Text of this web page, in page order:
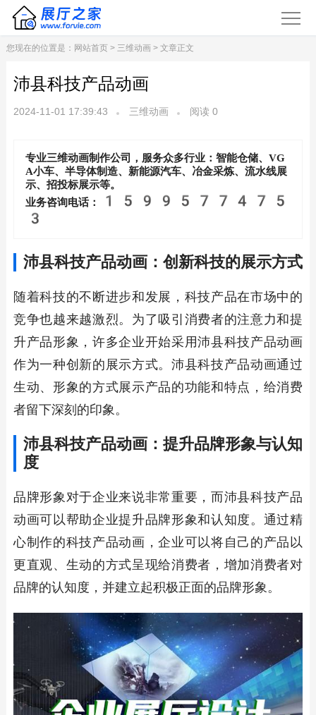
您现在的位置是： 网站首页> 三维动画> 文章正文
沛县科技产品动画
2024-11-01 17:39:43 三维动画 阅读 0
专业三维动画制作公司，服务众多行业：智能仓储、VG
A小车、半导体制造、新能源汽车、冶金采炼、流水线展
示、招投标展示等。
业务咨询电话：
1599577475
3
沛县科技产品动画：创新科技的展示方式
随着科技的不断进步和发展，科技产品在市场中的
竞争也越来越激烈。为了吸引消费者的注意力和提
升产品形象，许多企业开始采用沛县科技产品动画
作为一种创新的展示方式。沛县科技产品动画通过
生动、形象的方式展示产品的功能和特点，给消费
者留下深刻的印象。
沛县科技产品动画：提升品牌形象与认知
度
品牌形象对于企业来说非常重要，而沛县科技产品
动画可以帮助企业提升品牌形象和认知度。通过精
心制作的科技产品动画，企业可以将自己的产品以
更直观、生动的方式呈现给消费者，增加消费者对
品牌的认知度，并建立起积极正面的品牌形象。